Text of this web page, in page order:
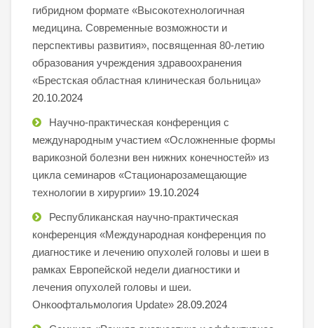
гибридном формате «Высокотехнологичная
медицина. Современные возможности и
перспективы развития», посвященная 80-летию
образования учреждения здравоохранения
«Брестская областная клиническая больница»
20.10.2024
Научно-практическая конференция с
международным участием «Осложненные формы
варикозной болезни вен нижних конечностей» из
цикла семинаров «Стационарозамещающие
технологии в хирургии» 19.10.2024
Республиканская научно-практическая
конференция «Международная конференция по
диагностике и лечению опухолей головы и шеи в
рамках Европейской недели диагностики и
лечения опухолей головы и шеи.
Онкоофтальмология Update» 28.09.2024